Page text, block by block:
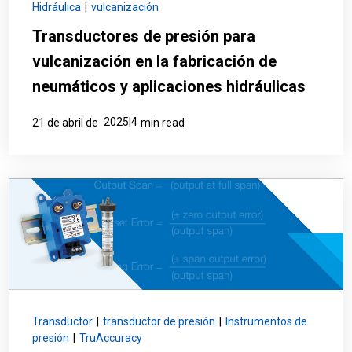
Hidráulica | vulcanización
Transductores de presión para
vulcanización en la fabricación de
neumáticos y aplicaciones hidráulicas
21 de abril de 2025|4 min read
Transductor | transductor de presión | Instrumentos de
presión | TruAccuracy